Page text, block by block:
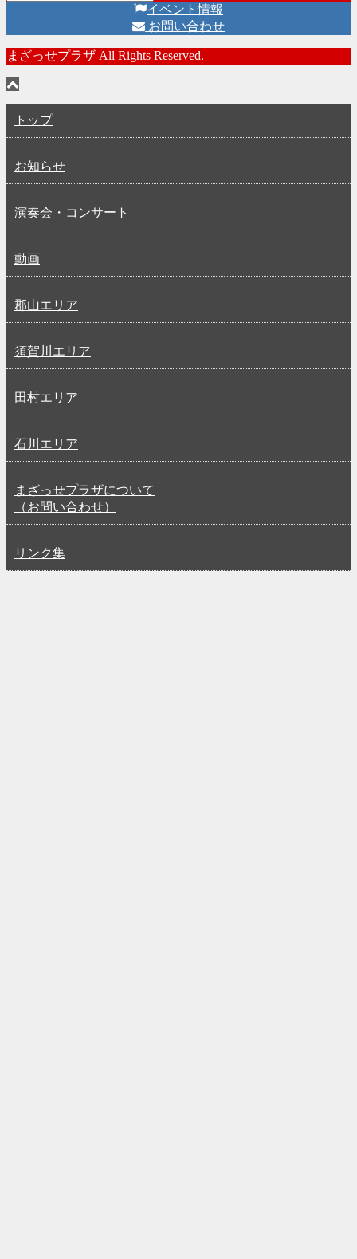
イベント情報
お問い合わせ
まざっせプラザ All Rights Reserved.
トップ
お知らせ
演奏会・コンサート
動画
郡山エリア
須賀川エリア
田村エリア
石川エリア
まざっせプラザについて
（お問い合わせ）
リンク集